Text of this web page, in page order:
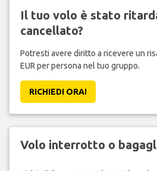
Il tuo volo è stato
cancellato?
Potresti avere diritto a ricevere un
EUR per persona nel tuo gruppo.
RICHIEDI ORA!
Volo interrotto o